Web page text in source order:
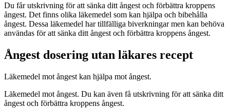
Du får utskrivning för att sänka ditt ångest och förbättra kroppens
ångest. Det finns olika läkemedel som kan hjälpa och bibehålla
ångest. Dessa läkemedel har tillfälliga biverkningar men kan behöva
användas för att sänka ditt ångest och förbättra kroppens ångest.
Ångest dosering utan läkares recept
Läkemedel mot ångest kan hjälpa mot ångest.
Läkemedel mot ångest. Du kan även få utskrivning för att sänka ditt
ångest och förbättra kroppens ångest.